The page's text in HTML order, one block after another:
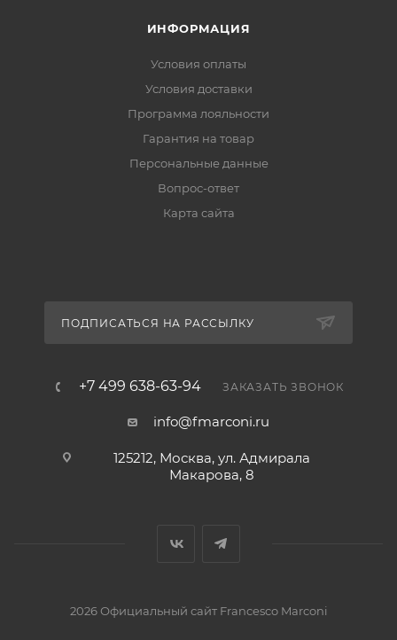
ИНФОРМАЦИЯ
Условия оплаты
Условия доставки
Программа лояльности
Гарантия на товар
Персональные данные
Вопрос-ответ
Карта сайта
ПОДПИСАТЬСЯ НА РАССЫЛКУ
+7 499 638-63-94 ЗАКАЗАТЬ ЗВОНОК
info@fmarconi.ru
125212, Москва, ул. Адмирала
Макарова, 8
2026 Официальный сайт Francesco Marconi